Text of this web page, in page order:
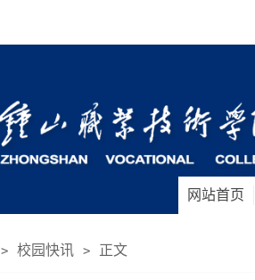
网站首页
> 校园快讯 > 正文